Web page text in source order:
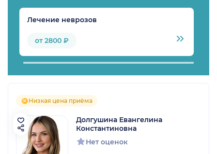
Лечение неврозов
от 2800 ₽
Низкая цена приёма
Долгушина Евангелина
Константиновна
Нет оценок